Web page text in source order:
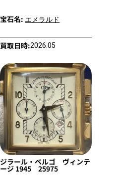
宝石名: エメラルド
買取日時:2026.05
ジラール・ペルゴ ヴィンテ
ージ 1945 25975